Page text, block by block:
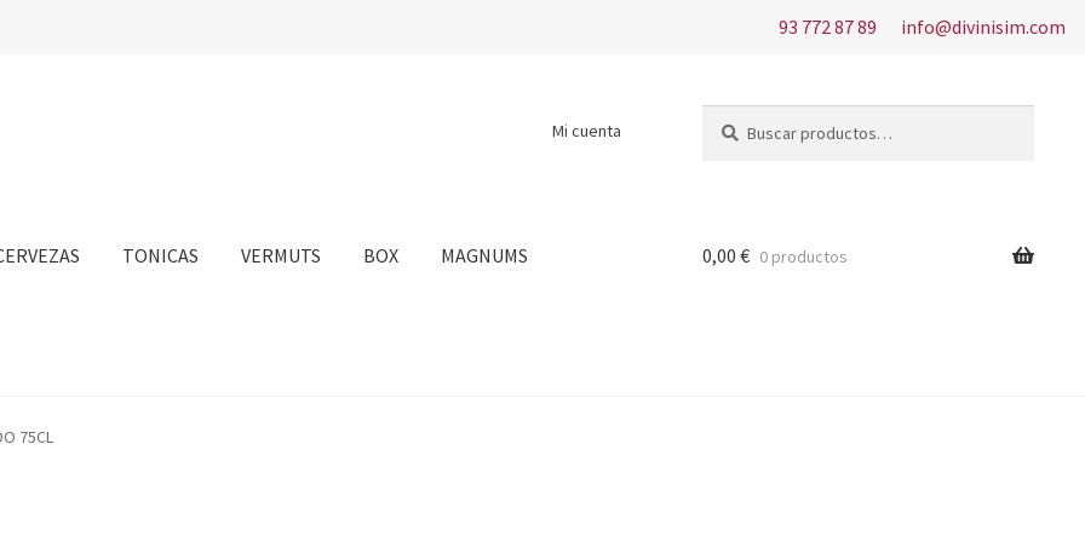
93 772 87 89 info@divinisim.com
Mi cuenta
por:
TONICAS VERMUTS BOX MAGNUMS
Personalizar Cookies
0,00€ 0 productos
75CL